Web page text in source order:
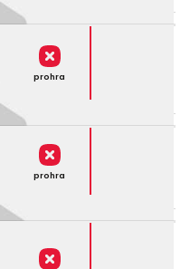
prohra
prohra